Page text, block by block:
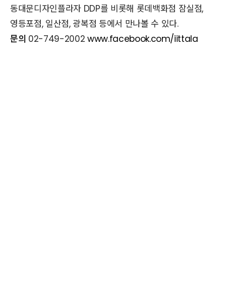
동대문디자인플라자 DDP를 비롯해 롯데백화점 잠실점,
영등포점, 일산점, 광복점 등에서 만나볼 수 있다.
문의 02-749-2002 www.facebook.com/iittala